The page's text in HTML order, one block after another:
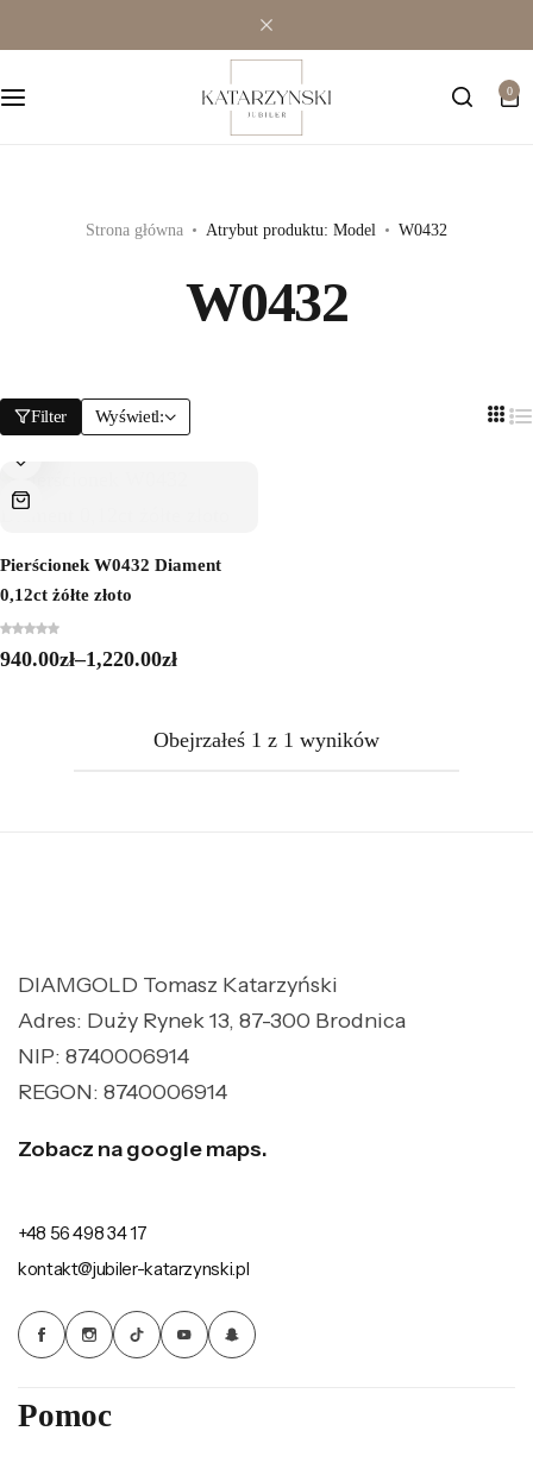
0
Strona główna Atrybut produktu: Model W0432
W0432
Filter Wyświetl:
Pierścionek W0432 Diament
0,12ct żółte złoto
940.00zł–1,220.00zł
Obejrzałeś 1 z 1 wyników
DIAMGOLD Tomasz Katarzyński
Adres: Duży Rynek 13, 87-300 Brodnica
NIP: 8740006914
REGON: 8740006914
Zobacz na google maps.
+48 56 498 34 17
kontakt@jubiler-katarzynski.pl
Pomoc
Premium
Naszyjniki